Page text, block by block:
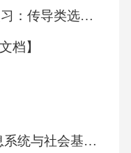
教育部门要制
神鼓励和物质
自己和他人具
守交通规则。对
遭遇交通事故
2026年高考政治三轮复习：传导类选择题解题方法指南（含练习题及答案）
档】
2025 高中信息技术信息系统与社会基础概念课件